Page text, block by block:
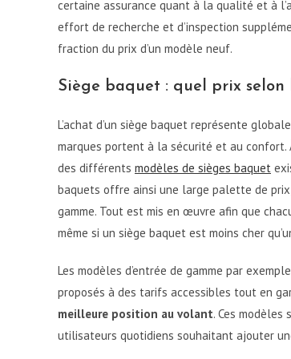
certaine assurance quant à la qualité et à
effort de recherche et d’inspection
fraction du prix d’un modèle neuf.
Siège baquet : quel prix selon
L’achat d’un siège baquet représente
marques portent à la sécurité et au confort.
des différents modèles de sièges baquet
baquets offre ainsi une large palette de
gamme. Tout est mis en œuvre afin que
même si un siège baquet est moins cher
Les modèles d’entrée de gamme par
proposés à des tarifs accessibles tout en
meilleure position au volant. Ces
utilisateurs quotidiens souhaitant ajouter